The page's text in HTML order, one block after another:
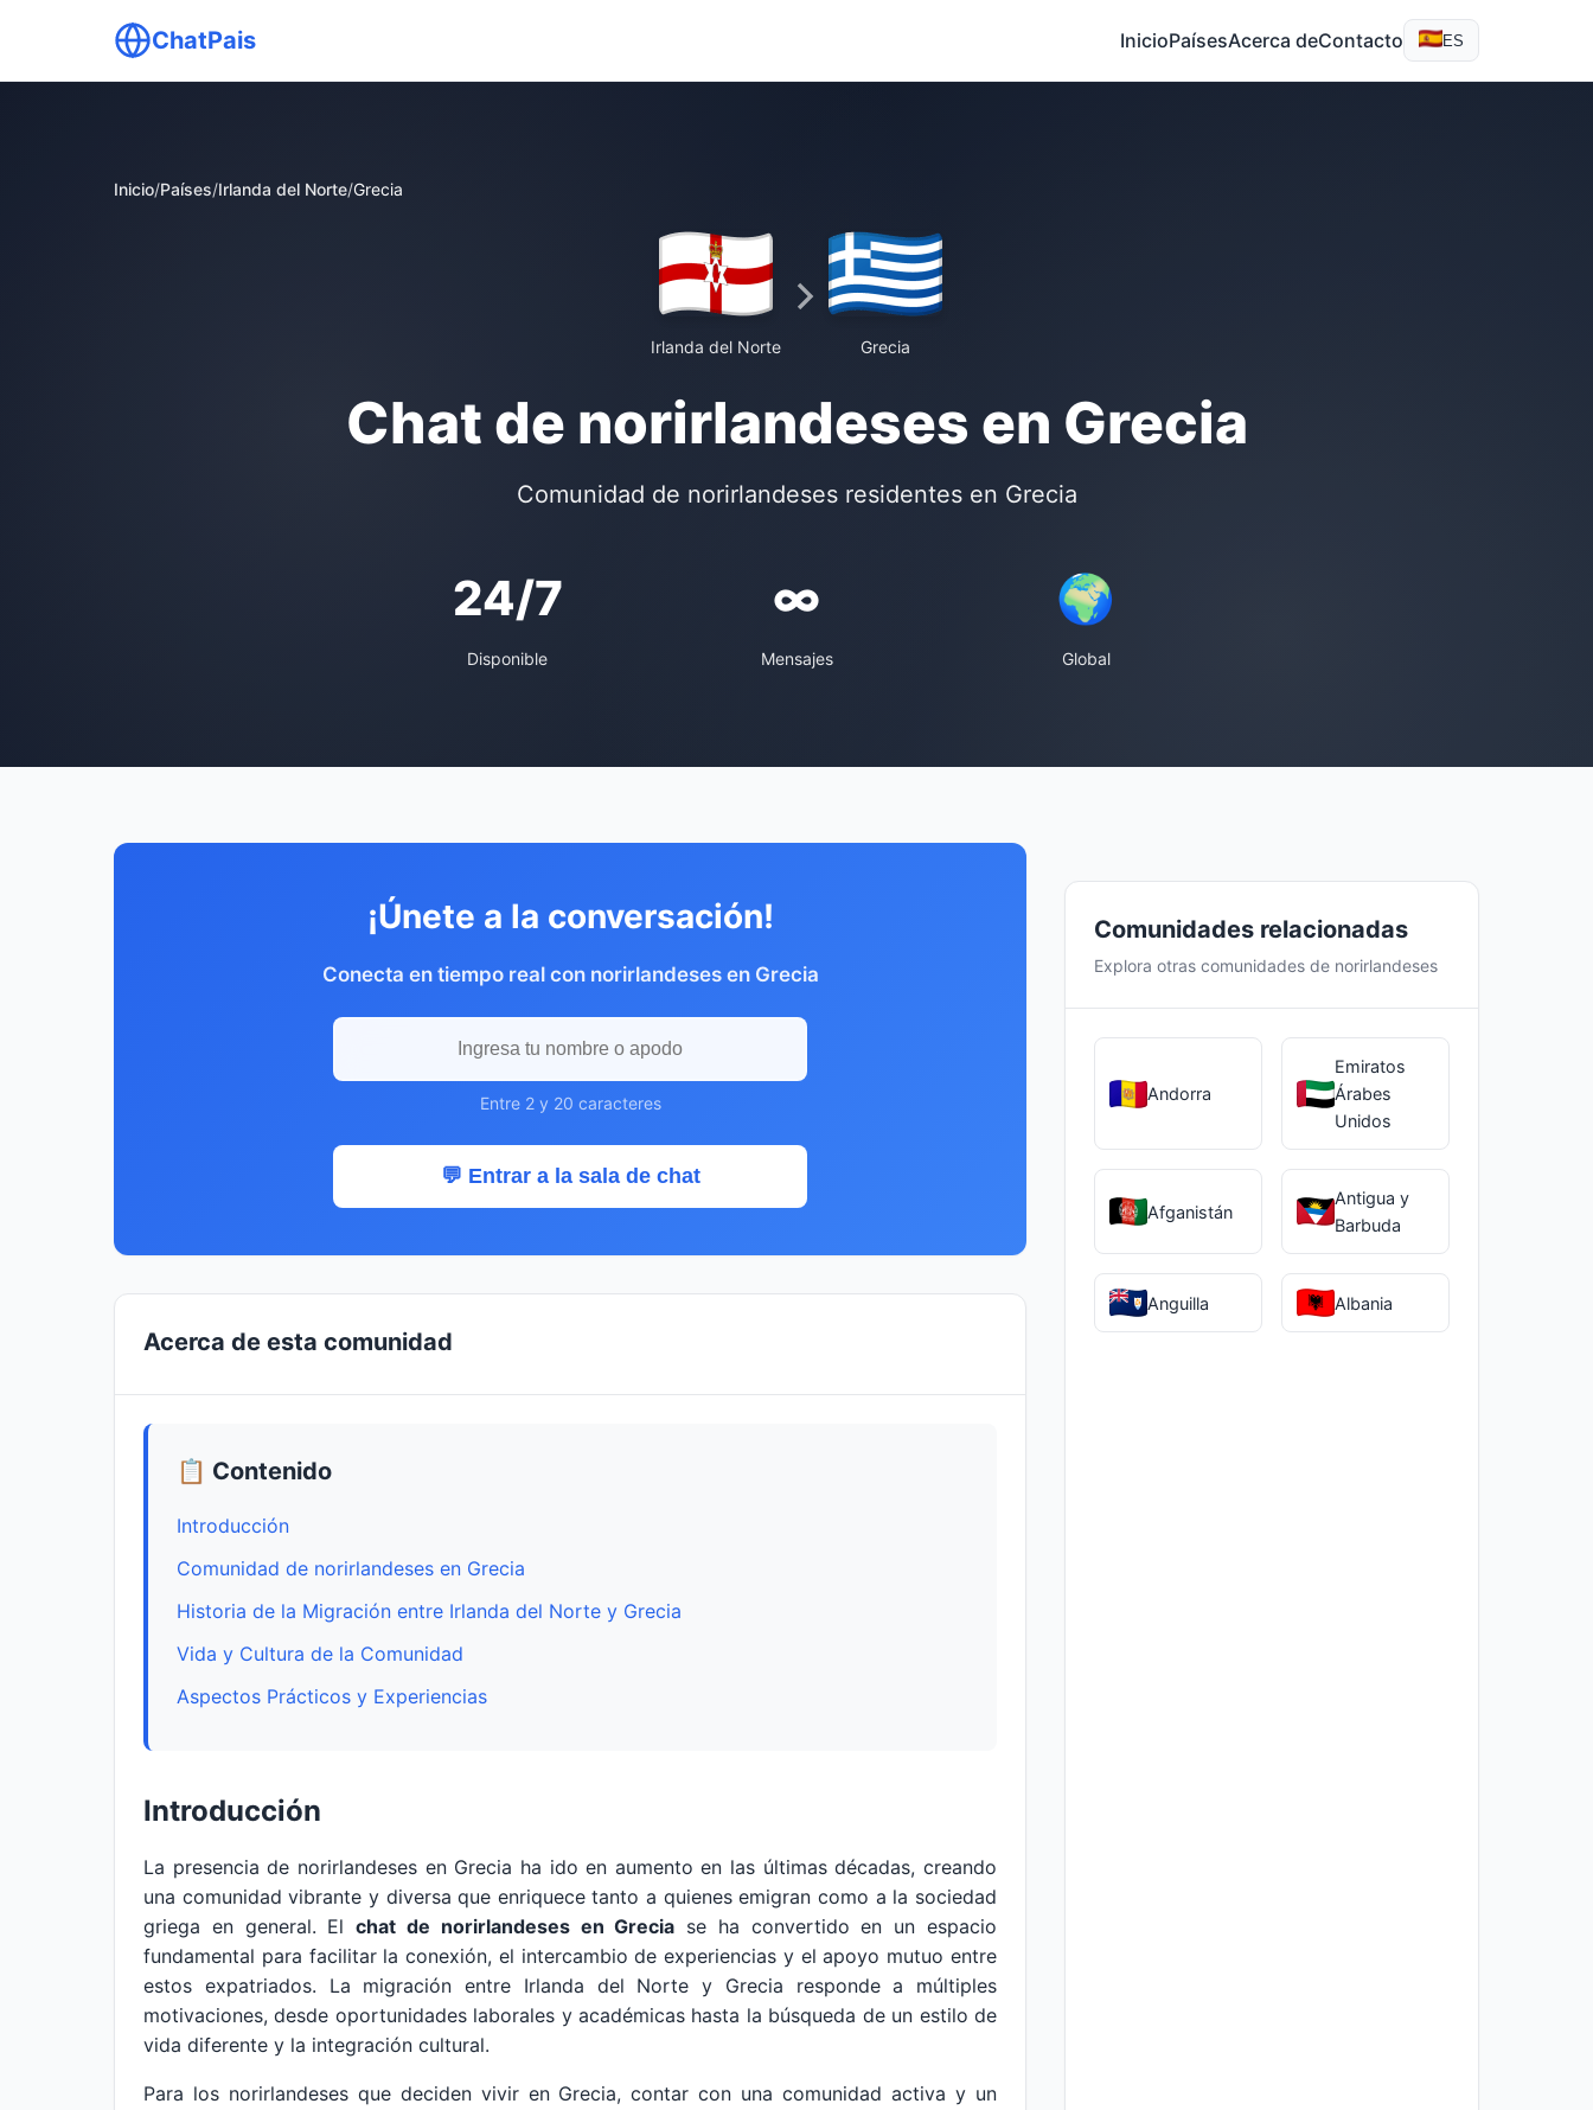
ChatPais InicioPaísesAcerca deContacto ES
Inicio/Países/Irlanda del Norte/Grecia
Irlanda del Norte Grecia
Chat de norirlandeses en Grecia
Comunidad de norirlandeses residentes en Grecia
24/7
Disponible
∞
Mensajes
🌍
Global
¡Únete a la conversación!
Conecta en tiempo real con norirlandeses en Grecia
Entre 2 y 20 caracteres
💬 Entrar a la sala de chat
Acerca de esta comunidad
📋 Contenido
Introducción
Comunidad de norirlandeses en Grecia
Historia de la Migración entre Irlanda del Norte y Grecia
Vida y Cultura de la Comunidad
Aspectos Prácticos y Experiencias
Introducción
La presencia de norirlandeses en Grecia ha ido en aumento en las últimas décadas, creando
una comunidad vibrante y diversa que enriquece tanto a quienes emigran como a la sociedad
griega en general. Elchat de norirlandeses en Grecia se ha convertido en un espacio
fundamental para facilitar la conexión, el intercambio de experiencias y el apoyo mutuo entre
estos expatriados. La migración entre Irlanda del Norte y Grecia responde a múltiples
motivaciones, desde oportunidades laborales y académicas hasta la búsqueda de un estilo de
vida diferente y la integración cultural.
Para los norirlandeses que deciden vivir en Grecia, contar con una comunidad activa y un
Comunidades relacionadas
Explora otras comunidades de norirlandeses
Andorra
Emiratos
Árabes
Unidos
Afganistán
Antigua y
Barbuda
Anguilla Albania